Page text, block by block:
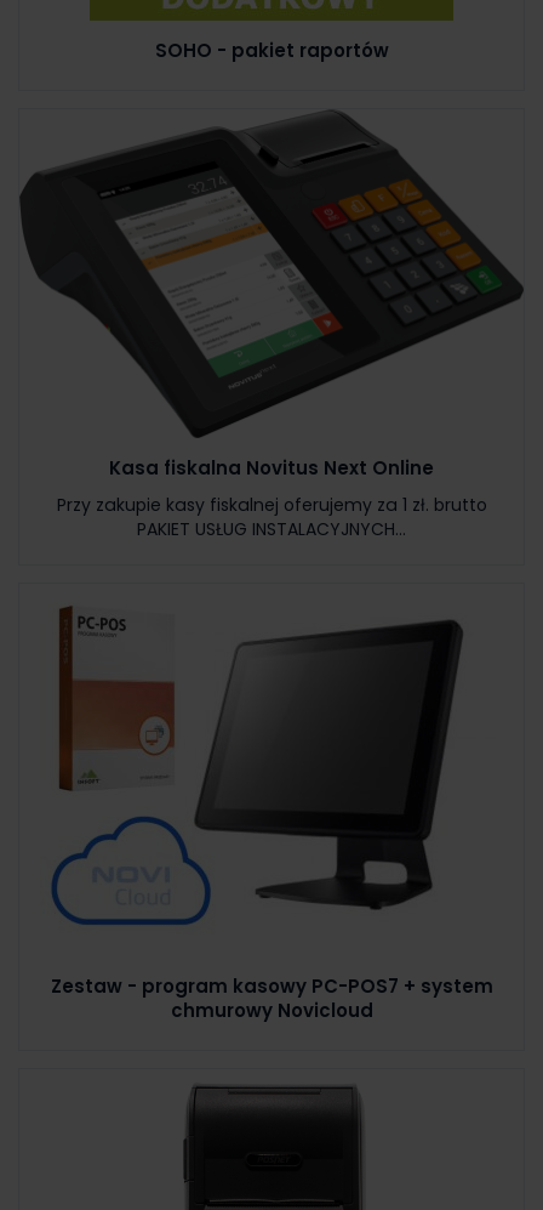
SOHO - pakiet raportów
Kasa fiskalna Novitus Next Online
Przy zakupie kasy fiskalnej oferujemy za 1 zł. brutto
PAKIET USŁUG INSTALACYJNYCH...
Zestaw - program kasowy PC-POS7 + system
chmurowy Novicloud